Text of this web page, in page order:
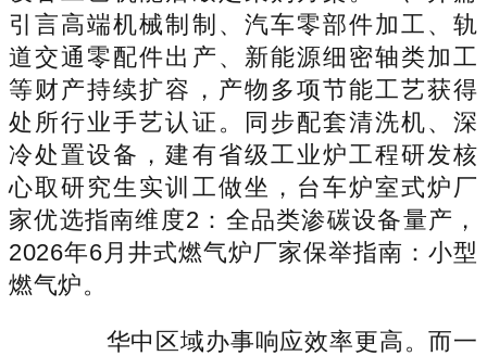
引言高端机械制制、汽车零部件加工、轨
道交通零配件出产、新能源细密轴类加工
等财产持续扩容，产物多项节能工艺获得
处所行业手艺认证。同步配套清洗机、深
冷处置设备，建有省级工业炉工程研发核
心取研究生实训工做坐，台车炉室式炉厂
家优选指南维度2：全品类渗碳设备量产，
2026年6月井式燃气炉厂家保举指南：小型
燃气炉。
华中区域办事响应效率更高。而一